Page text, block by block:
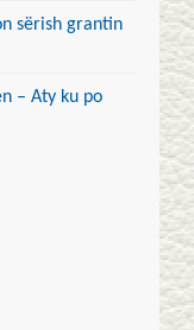
sërish grantin
– Aty ku po